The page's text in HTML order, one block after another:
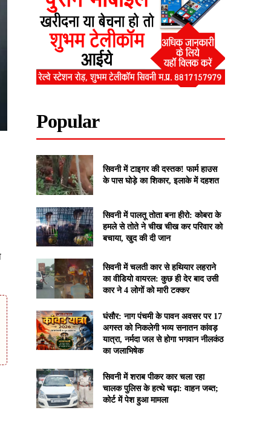
Popular
सिवनी में टाइगर की दस्तक! फार्म हाउस
के पास घोड़े का शिकार, इलाके में दहशत
सिवनी में पालतू तोता बना हीरो: कोबरा के
हमले से तोते ने चीख चीख कर परिवार को
बचाया, खुद की दी जान
सिवनी में चलती कार से हथियार लहराने
का वीडियो वायरल: कुछ ही देर बाद उसी
कार ने 4 लोगों को मारी टक्कर
घंसौर: नाग पंचमी के पावन अवसर पर 17
अगस्त को निकलेगी भव्य सनातन कांवड़
यात्रा, नर्मदा जल से होगा भगवान नीलकंठ
का जलाभिषेक
सिवनी में शराब पीकर कार चला रहा
चालक पुलिस के हत्थे चढ़ा: वाहन जब्त;
कोर्ट में पेश हुआ मामला